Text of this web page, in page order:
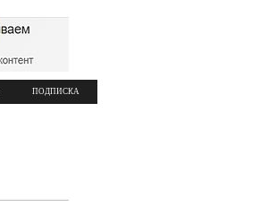
ПОДПИСКА